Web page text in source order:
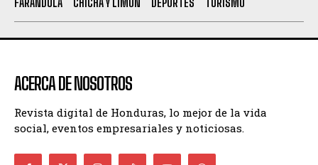
ACERCA DE NOSOTROS
Revista digital de Honduras, lo mejor de la vida
social, eventos empresariales y noticiosas.